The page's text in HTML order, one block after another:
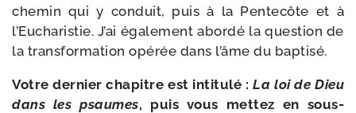
che­min qui y conduit, puis à la Pentecôte et à
l’Eucharistie. J’ai éga­le­ment abor­dé la ques­tion de
la trans­for­ma­tion opé­rée dans l’âme du baptisé.
Votre der­nier cha­pitre est inti­tu­lé :La loi de Dieu
dans les psaumes, puis vous met­tez en sous-​